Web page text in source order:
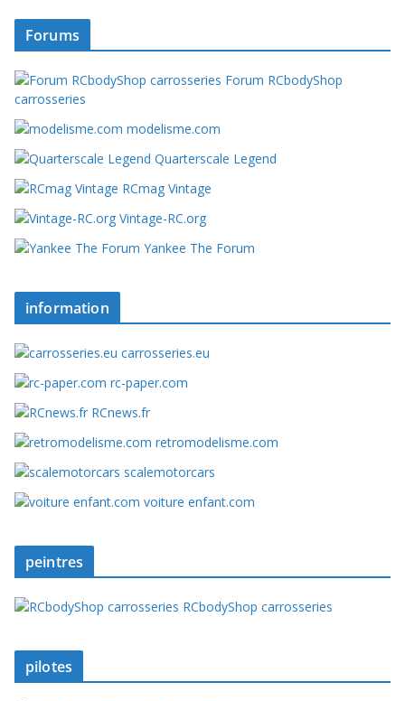
Forums
Forum RCbodyShop
carrosseries
modelisme.com
Quarterscale Legend
RCmag Vintage
Vintage-RC.org
Yankee The Forum
information
carrosseries.eu
rc-paper.com
RCnews.fr
retromodelisme.com
scalemotorcars
voiture enfant.com
peintres
RCbodyShop carrosseries
pilotes